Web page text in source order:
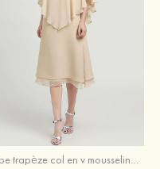
Robe trapèze col en v mousseline longueur mollet robe de mère de la mariée avec perle